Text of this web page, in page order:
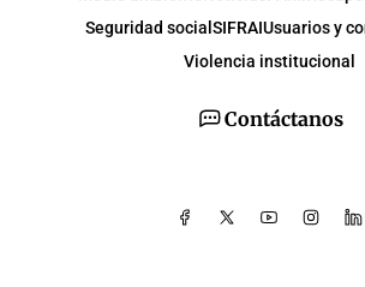
Contáctanos
Seguridad social SIFRAIUsuarios y
Violencia institucional